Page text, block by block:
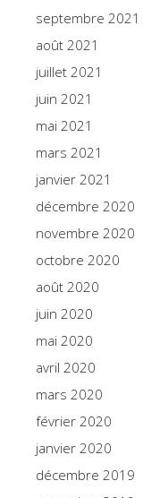
septembre 2021
août 2021
juillet 2021
juin 2021
mai 2021
mars 2021
janvier 2021
décembre 2020
novembre 2020
octobre 2020
août 2020
juin 2020
mai 2020
avril 2020
mars 2020
février 2020
janvier 2020
décembre 2019